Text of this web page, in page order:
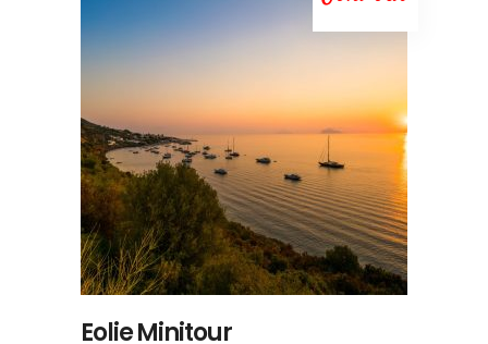
LEGGI TUTTO
Eolie Minitour